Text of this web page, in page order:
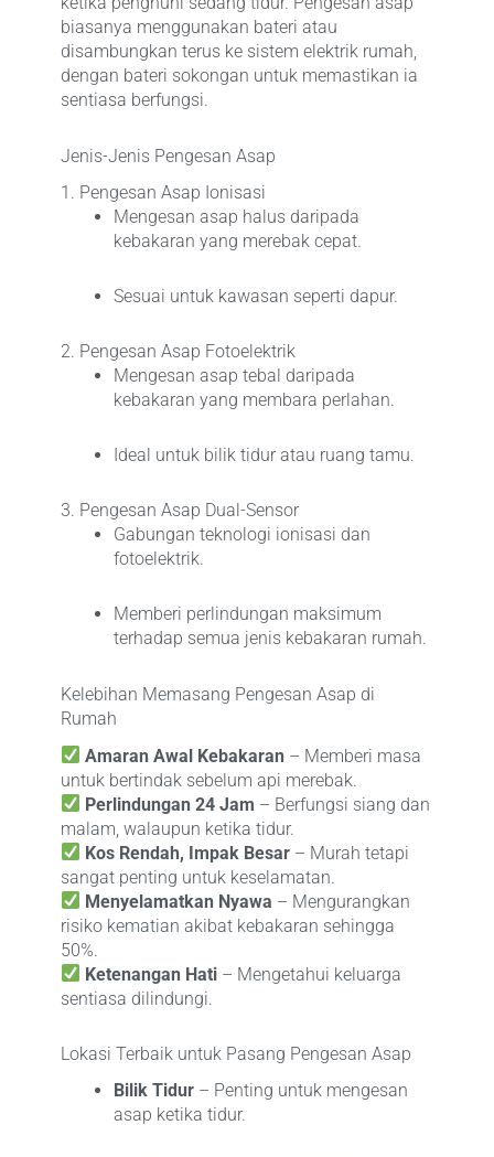
biasanya menggunakan bateri atau
disambungkan terus ke sistem elektrik rumah,
dengan bateri sokongan untuk memastikan ia
sentiasa berfungsi.
Jenis-Jenis Pengesan Asap
1. Pengesan Asap Ionisasi
Mengesan asap halus daripada
kebakaran yang merebak cepat.
Sesuai untuk kawasan seperti dapur.
2. Pengesan Asap Fotoelektrik
Mengesan asap tebal daripada
kebakaran yang membara perlahan.
Ideal untuk bilik tidur atau ruang tamu.
3. Pengesan Asap Dual-Sensor
Gabungan teknologi ionisasi dan
fotoelektrik.
Memberi perlindungan maksimum
terhadap semua jenis kebakaran rumah.
Kelebihan Memasang Pengesan Asap di
Rumah
Amaran Awal Kebakaran – Memberi masa
untuk bertindak sebelum api merebak.
Perlindungan 24 Jam – Berfungsi siang dan
malam, walaupun ketika tidur.
Kos Rendah, Impak Besar – Murah tetapi
sangat penting untuk keselamatan.
Menyelamatkan Nyawa – Mengurangkan
risiko kematian akibat kebakaran sehingga
50%.
Ketenangan Hati – Mengetahui keluarga
sentiasa dilindungi.
Lokasi Terbaik untuk Pasang Pengesan Asap
Bilik Tidur – Penting untuk mengesan
asap ketika tidur.